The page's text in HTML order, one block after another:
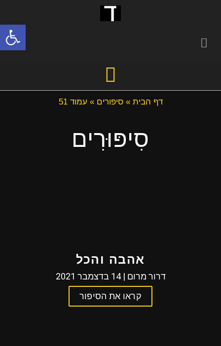
פתח
דף הבית »סיפורים » עמוד 51
סִיפּוּרִים
אהבה והכל
דרור מרום | 14 בדצמבר 2021
קראו את הסיפור